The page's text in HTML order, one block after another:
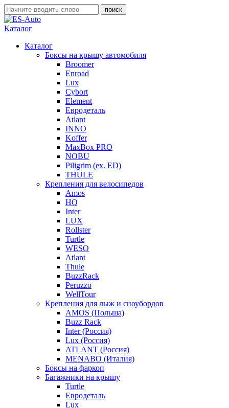
Каталог
Каталог
Боксы на крышу автомобиля
Broomer
Enroad
Lux
Cybort
Element
Евродеталь
Atlant
INNO
Koffer
MaxBox PRO
NOBU
Piligrim (ex. ED)
THULE
Крепления для велосипедов
Amos
HQ
Inter
LUX
Rollster
Turtle
WESO
Atlant
Thule
BuzzRack
Peruzzo
WellTour
Крепления для лыж и сноубордов
AMOS (Польша)
Buzz Rack
Inter (Россия)
Lux (Россия)
ATLANT (Россия)
MENABO (Италия)
Боксы на фаркоп
Багажники на крышу
Turtle
Евродеталь
Lux